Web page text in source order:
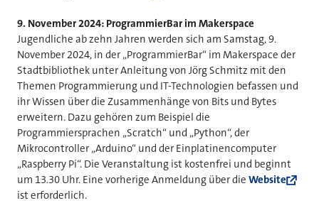
9. November 2024: ProgrammierBar im Makerspace
Jugendliche ab zehn Jahren werden sich am Samstag, 9.
November 2024, in der „ProgrammierBar“ im Makerspace der
Stadtbibliothek unter Anleitung von Jörg Schmitz mit den
Themen Programmierung und IT-Technologien befassen und
ihr Wissen über die Zusammenhänge von Bits und Bytes
erweitern. Dazu gehören zum Beispiel die
Programmiersprachen „Scratch“ und „Python“, der
Mikrocontroller „Arduino“ und der Einplatinencomputer
„Raspberry Pi“. Die Veranstaltung ist kostenfrei und beginnt
um 13.30 Uhr. Eine vorherige Anmeldung über die Website
ist erforderlich.